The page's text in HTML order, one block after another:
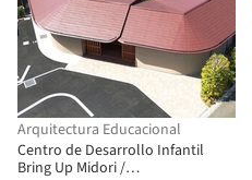
Arquitectura Educacional
Centro de Desarrollo Infantil
Bring Up Midori /